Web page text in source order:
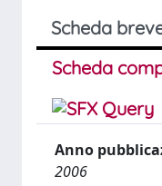
Scheda
Scheda
Anno
2006